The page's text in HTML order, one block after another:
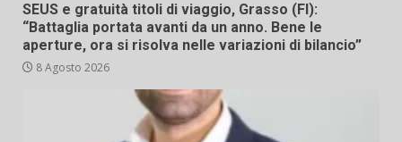
SEUS e gratuità titoli di viaggio, Grasso (FI):
“Battaglia portata avanti da un anno. Bene le
aperture, ora si risolva nelle variazioni di bilancio”
8 Agosto 2026